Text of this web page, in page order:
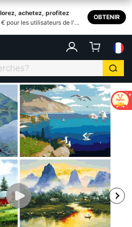
achetez, profitez
pour les utilisateurs de l'ap
OBTENIR